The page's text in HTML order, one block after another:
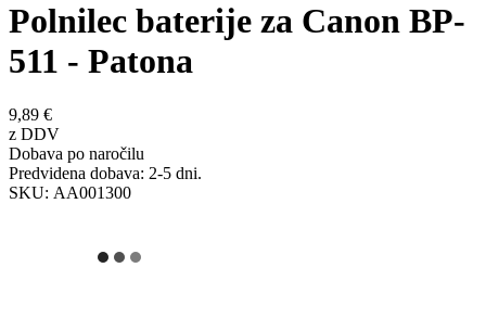
Polnilec baterije za Canon BP-
511 - Patona
9,89 €
z DDV
Dobava po naročilu
Predvidena dobava: 2-5 dni.
SKU: AA001300